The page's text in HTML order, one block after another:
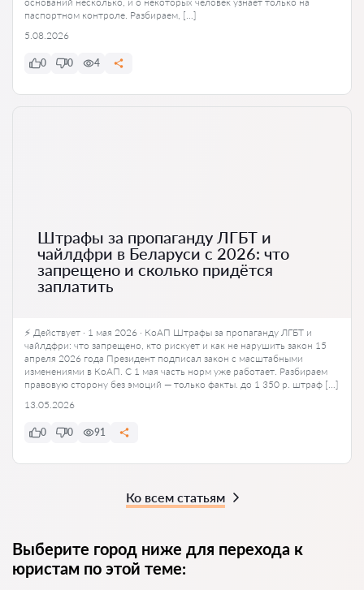
паспортном контроле. Разбираем, […]
5.08.2026
0 0 4
Штрафы за пропаганду ЛГБТ и
чайлдфри в Беларуси с 2026: что
запрещено и сколько придётся
заплатить
⚡ Действует · 1 мая 2026 · КоАП Штрафы за пропаганду ЛГБТ и
чайлдфри: что запрещено, кто рискует и как не нарушить закон 15
апреля 2026 года Президент подписал закон с масштабными
изменениями в КоАП. С 1 мая часть норм уже работает. Разбираем
правовую сторону без эмоций — только факты. до 1 350 р. штраф […]
13.05.2026
0 0 91
Ко всем статьям
Выберите город ниже для перехода к
юристам по этой теме: